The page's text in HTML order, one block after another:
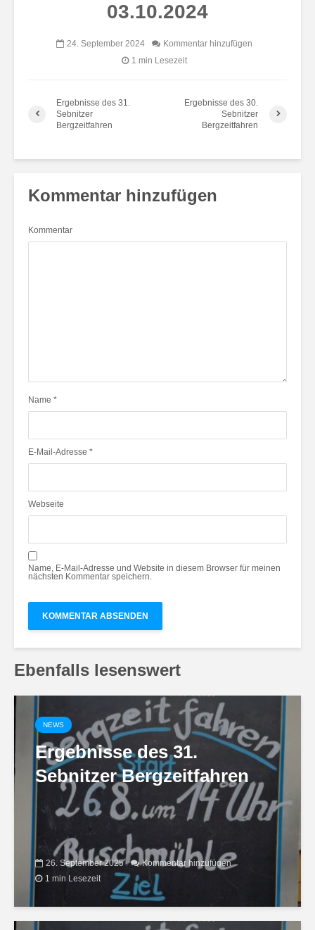
03.10.2024
24. September 2024
Kommentar hinzufügen
1 min Lesezeit
Ergebnisse des 31.
Sebnitzer
Bergzeitfahren
Ergebnisse des 30.
Sebnitzer
Bergzeitfahren
Kommentar hinzufügen
Kommentar
Name *
E-Mail-Adresse *
Webseite
Name, E-Mail-Adresse und Website in diesem Browser für meinen
nächsten Kommentar speichern.
Ebenfalls lesenswert
NEWS
Ergebnisse des 31.
Sebnitzer Bergzeitfahren
26. September 2025
Kommentar hinzufügen
1 min Lesezeit